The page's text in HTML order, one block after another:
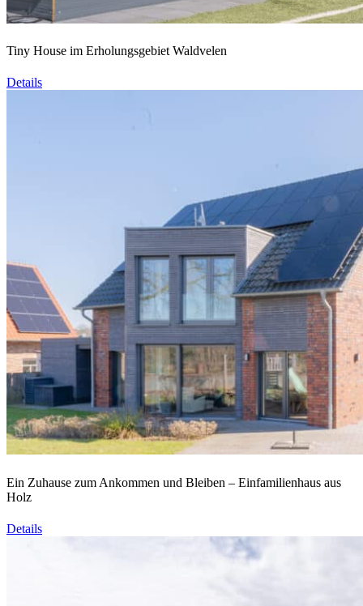
Tiny House im Erholungsgebiet Waldvelen
Details
Ein Zuhause zum Ankommen und Bleiben – Einfamilienhaus aus
Holz
Details